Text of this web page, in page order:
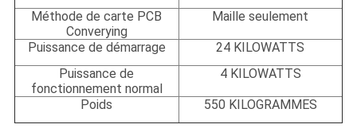
Méthode de carte PCB
Converying
Maille seulement
Puissance de démarrage
24 KILOWATTS
Puissance de
fonctionnement normal
4 KILOWATTS
Poids 550 KILOGRAMMES